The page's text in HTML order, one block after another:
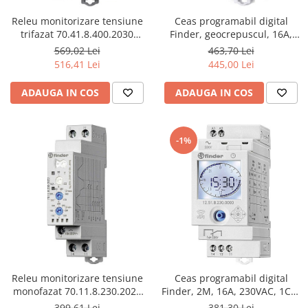
Iluminat arhitectural
Becuri LED Decor
Lampi de birou
Profil aluminiu
Becuri LED Smart
Becuri LED
Becuri LED cu filament
Corpuri de emergenta
Lustre LED
Uncategorized
Aplica LED
Profil banda LED
Releu monitorizare tensiune
trifazat 70.41.8.400.2030
Finder
569,02 Lei
516,41 Lei
ADAUGA IN COS
Ceas programabil digital
Finder, geocrepuscul, 16A,
1CO, NFC, 12.81.8.230.0000
463,70 Lei
445,00 Lei
ADAUGA IN COS
Releu monitorizare tensiune
monofazat 70.11.8.230.2022
Finder
-1%
Ceas programabil digital
Finder, 2M, 16A, 230VAC, 1CO,
30min, NFC, 12.51.8.230.0000